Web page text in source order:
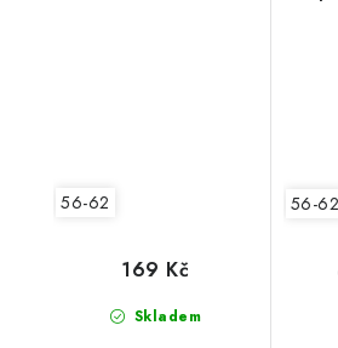
56-62
Skladem
169 Kč
56-62